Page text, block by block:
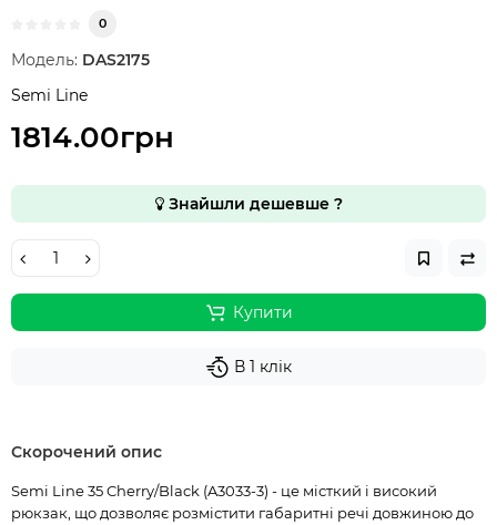
0
Модель: DAS2175
Semi Line
1814.00грн
Знайшли дешевше ?
Купити
В 1 клік
Скорочений опис
Semi Line 35 Cherry/Black (A3033-3) - це місткий і високий
рюкзак, що дозволяє розмістити габаритні речі довжиною до